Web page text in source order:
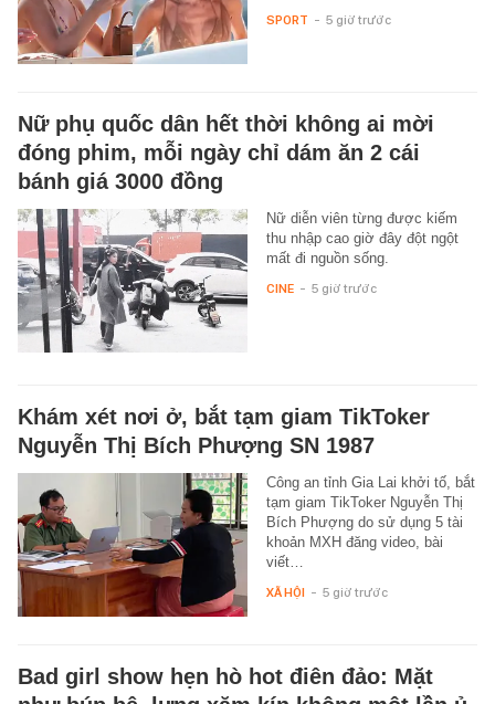
SPORT - 5 giờ trước
Nữ phụ quốc dân hết thời không ai mời
đóng phim, mỗi ngày chỉ dám ăn 2 cái
bánh giá 3000 đồng
Nữ diễn viên từng được kiếm
thu nhập cao giờ đây đột ngột
mất đi nguồn sống.
CINE - 5 giờ trước
Khám xét nơi ở, bắt tạm giam TikToker
Nguyễn Thị Bích Phượng SN 1987
Công an tỉnh Gia Lai khởi tố, bắt
tạm giam TikToker Nguyễn Thị
Bích Phượng do sử dụng 5 tài
khoản MXH đăng video, bài
viết…
XÃ HỘI - 5 giờ trước
Bad girl show hẹn hò hot điên đảo: Mặt